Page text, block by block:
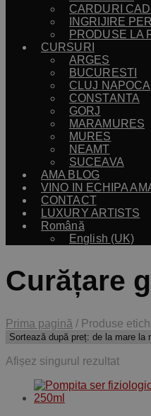
CARDURI
INGRIJIRE
PRODUSE LA
CURSURI
ARGES
BUCURESTI
CLUJ NAPOCA
CONSTANTA
GORJ
MARAMURES
MURES
NEAMT
SUCEAVA
AMA BLOG
VINO IN ECHIPA
CONTACT
LUXURY ARTISTS
Română
English (UK)
Curățare
Prima pagină / Produse
Afișez singurul rezultat